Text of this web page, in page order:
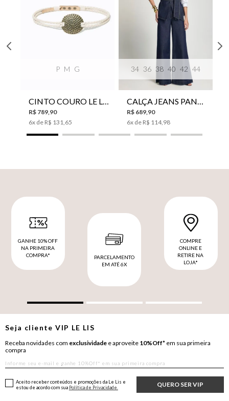
P M G
CINTO COURO LE LIS SUKI FEMININO
R$ 789 90
6x de R$ 131 65
34 36 38 40 42 44
CALÇA JEANS PANTA WIDE LE LIS ISIS FEMININA
R$ 689 90
6x de R$ 114, 98
GANHE 10% OFF
NA PRIMEIRA
COMPRA*
PARCELAMENTO
EM ATÉ 6X
COMPRE
ONLINE E
RETIRE NA
LOJA*
Seja clienteVIP LE LIS
Receba novidades com exclusividade e aproveite 10%Off* em sua primeira
compra
QUERO SER VIP
Aceito receber conteúdos e promoções da Le Lis e
estou de acordo com sua Política de Privacidade.